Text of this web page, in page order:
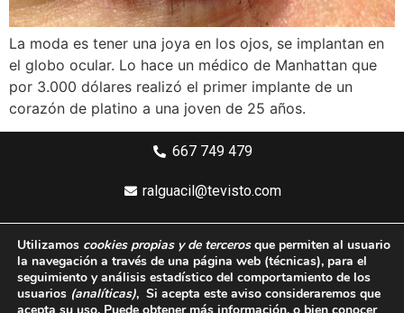
La moda es tener una joya en los ojos, se implantan en
el globo ocular. Lo hace un médico de Manhattan que
por 3.000 dólares realizó el primer implante de un
corazón de platino a una joven de 25 años.
667 749 479
ralguacil@tevisto.com
Aviso legal
Política de privacidad
Utilizamos cookies propias y de tercerosque permiten al usuario
la navegación a través de una página web (técnicas), para el
seguimiento y análisis estadístico del comportamiento de los
usuarios (analíticas), Si acepta este aviso consideraremos que